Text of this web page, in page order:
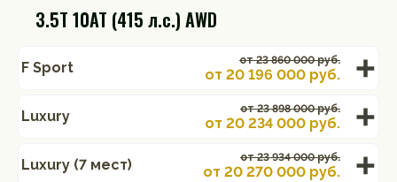
3.5T 10AT (415 л.с.) AWD
F Sport от 23 860 000 руб.
от 20 196 000 руб.
Luxury от 23 898 000 руб.
от 20 234 000 руб.
Luxury (7 мест) от 23 934 000 руб.
от 20 270 000 руб.